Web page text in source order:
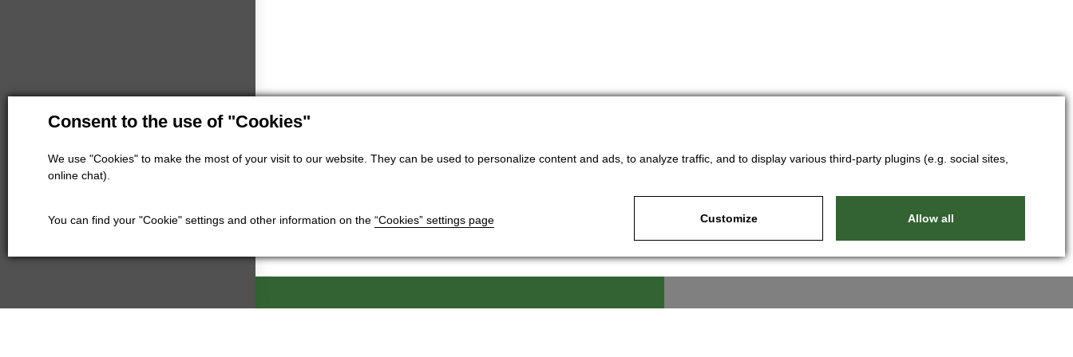
Consent to the use of "Cookies"
We use "Cookies" to make the most of your visit to our website. They can be used to personalize content and ads, to analyze traffic, and to display various third-party plugins (e.g. social sites,
online chat).
You can find your "Cookie" settings and other information on the “Cookies” settings page Customize Allow all